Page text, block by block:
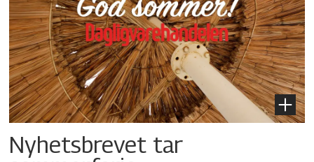
Nyhetsbrevet tar